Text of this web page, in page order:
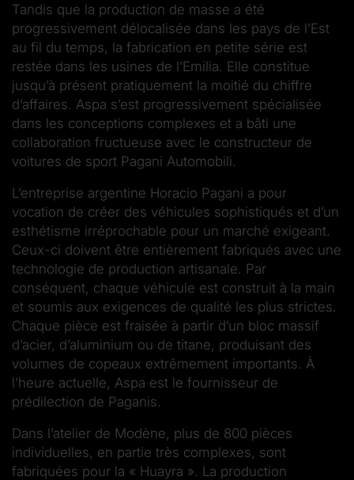
Tandis que la production de masse a été
progressivement délocalisée dans les pays de l’Est
au fil du temps, la fabrication en petite série est
restée dans les usines de l’Emilia. Elle constitue
jusqu’à présent pratiquement la moitié du chiffre
d’affaires. Aspa s’est progressivement spécialisée
dans les conceptions complexes et a bâti une
collaboration fructueuse avec le constructeur de
voitures de sport Pagani Automobili.
L’entreprise argentine Horacio Pagani a pour
vocation de créer des véhicules sophistiqués et d’un
esthétisme irréprochable pour un marché exigeant.
Ceux-ci doivent être entièrement fabriqués avec une
technologie de production artisanale. Par
conséquent, chaque véhicule est construit à la main
et soumis aux exigences de qualité les plus strictes.
Chaque pièce est fraisée à partir d’un bloc massif
d’acier, d’aluminium ou de titane, produisant des
volumes de copeaux extrêmement importants. À
l’heure actuelle, Aspa est le fournisseur de
prédilection de Paganis.
Dans l’atelier de Modène, plus de 800 pièces
individuelles, en partie très complexes, sont
fabriquées pour la « Huayra ». La production